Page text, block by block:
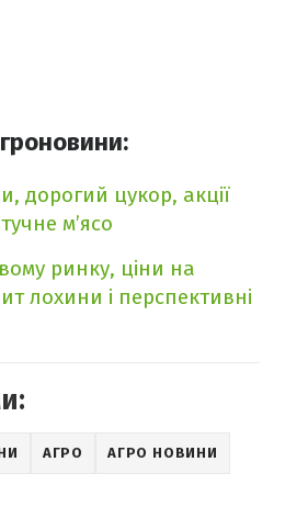
дорогий цукор, акції
м’ясо
ринку, ціни на
лохини і перспективні
АГРО АГРО НОВИНИ